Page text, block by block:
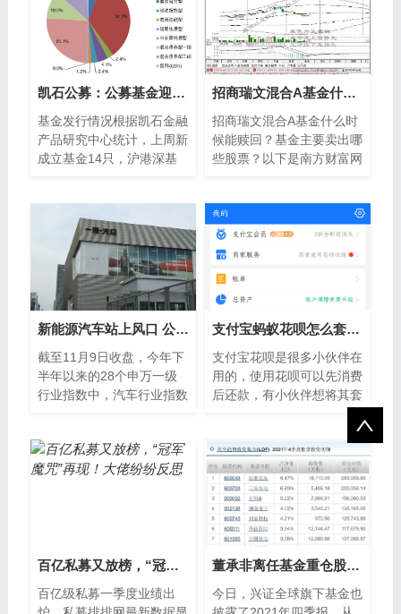
凯石公募：公募基金迎最大分红潮
基金发行情况根据凯石金融
产品研究中心统计，上周新
成立基金14只，沪港深基
共60只。其中普...
招商瑞文混合A基金什么时候能赎回？基金主要卖出哪些股票？（2021年第二季度）
招商瑞文混合A基金什么时
候能赎回？基金主要卖出哪
些股票？以下是南方财富网
卖出详情，供大家参
新能源汽车站上风口 公募看好细分龙头
截至11月9日收盘，今年下
半年以来的28个申万一级
行业指数中，汽车行业指数
的新能源汽车龙头
支付宝蚂蚁花呗怎么套出来自己用（花呗取现线下消费）
支付宝花呗是很多小伙伴在
用的，使用花呗可以先消费
后还款，有小伙伴想将其套
为大家介绍。支付宝花呗怎
么套出来花...
百亿私募又放榜，“冠军魔咒”再现！大佬纷纷反思
百亿级私募一季度业绩出
董承非离任基金重仓股大换血，谢治宇四季度重点买入“ 快手-W”
今日，兴证全球旗下基金也